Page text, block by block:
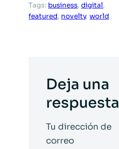
Tags: business, digital
featured, novelty, world
Deja una
respuesta
Tu dirección de
correo